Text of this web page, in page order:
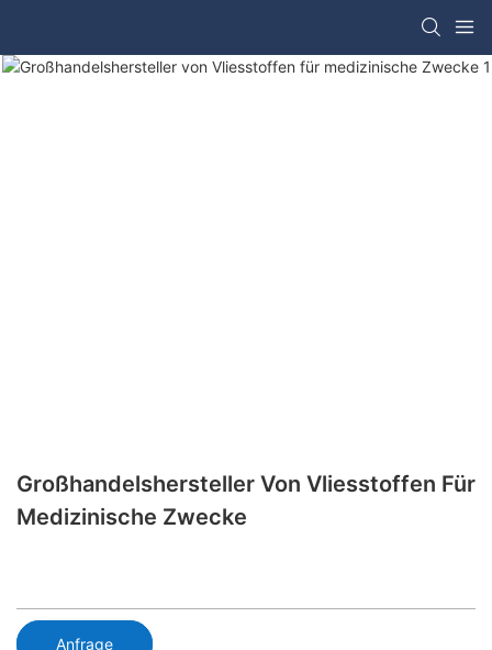
Großhandelshersteller Von Vliesstoffen Für
Medizinische Zwecke
Anfrage